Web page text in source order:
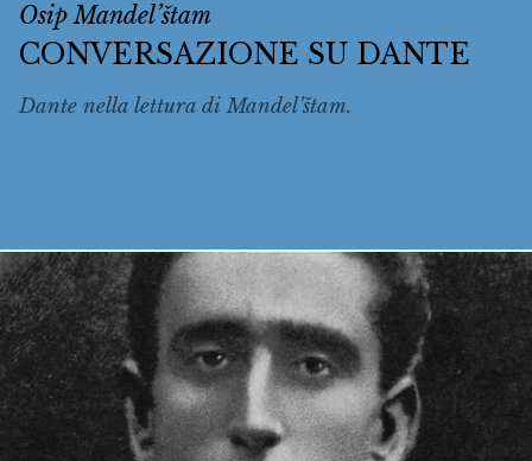
Osip Mandel’štam
CONVERSAZIONE SU DANTE
Dante nella lettura di Mandel’štam.